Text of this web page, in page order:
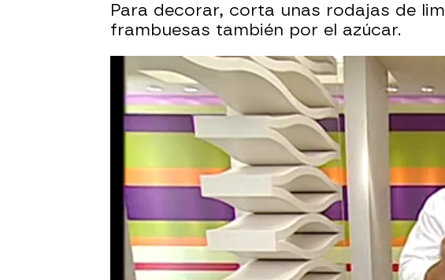
Para decorar, corta unas rodajas de
frambuesas también por el azúcar.